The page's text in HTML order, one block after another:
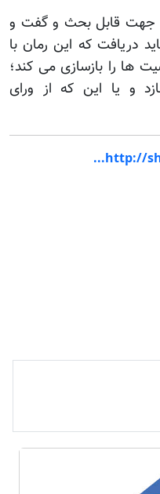
جهت قابل بحث و گفت و
دریافت که این رمان با
ها را بازسازی می کند؛
و یا این که از ورای
http://